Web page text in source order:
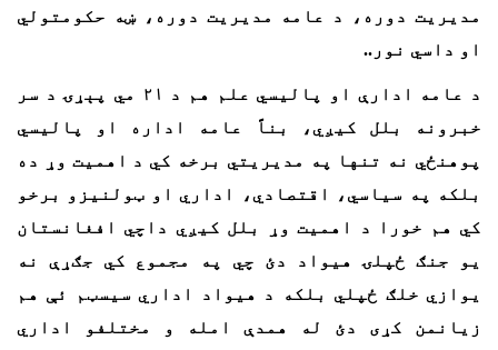
مدیریت دوره، د عامه مدیریت دوره، ښه حکومتولي
او داسي نور..
د عامه ادارې او پالیسي علم هم د ۲۱ مي پېړۍ د سر
خبرونه بلل کیږي، بناً عامه اداره او پالیسي
پوهنځي نه تنها په مدیریتي برخه کي د اهمیت وړ ده
بلکه په سیاسي، اقتصادي، اداري او ټولنیزو برخو
کي هم خورا د اهمیت وړ بلل کیږي داچي افغانستان
یو جنګ ځپلۍ هیواد دئ چي په مجموع کي جګړې نه
یوازي خلګ ځپلي بلکه د هیواد اداري سیسټم ئې هم
زیانمن کړی دئ له همدې امله و مختلفو اداري